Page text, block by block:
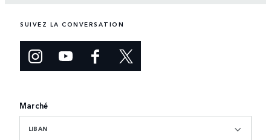
SUIVEZ LA CONVERSATION
Marché
LIBAN